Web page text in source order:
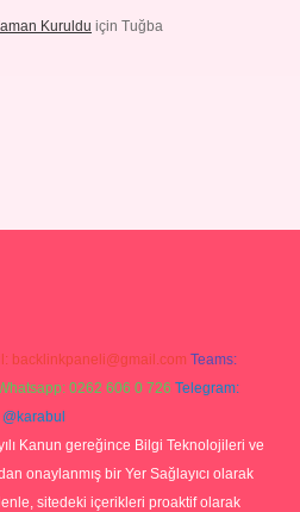
Kuruldu için Tuğba
backlinkpaneli@gmail.com Teams:
0262 606 0 726 Telegram:
@karabul
Kanun gereğince Bilgi Teknolojileri ve
onaylanmış bir Yer Sağlayıcı olarak
sitedeki içerikleri proaktif olarak